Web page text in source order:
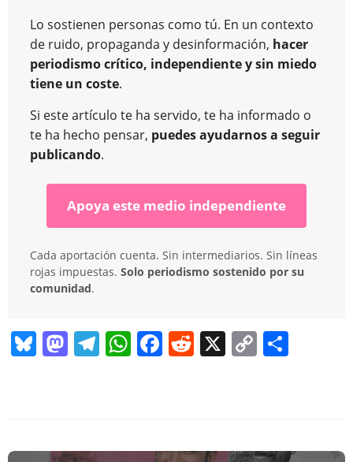
Lo sostienen personas como tú. En un contexto
de ruido, propaganda y desinformación, hacer
periodismo crítico, independiente y sin miedo
tiene un coste.
Si este artículo te ha servido, te ha informado o
te ha hecho pensar, puedes ayudarnos a seguir
publicando.
Apoya este medio independiente
Cada aportación cuenta. Sin intermediarios. Sin líneas
rojas impuestas. Solo periodismo sostenido por su
comunidad.
Bl
y
M
d
T
a
W
A
F
b
R
t
X C
Li ar